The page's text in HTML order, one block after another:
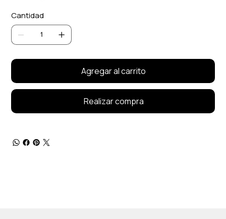
Cantidad
Agregar al carrito
Realizar compra